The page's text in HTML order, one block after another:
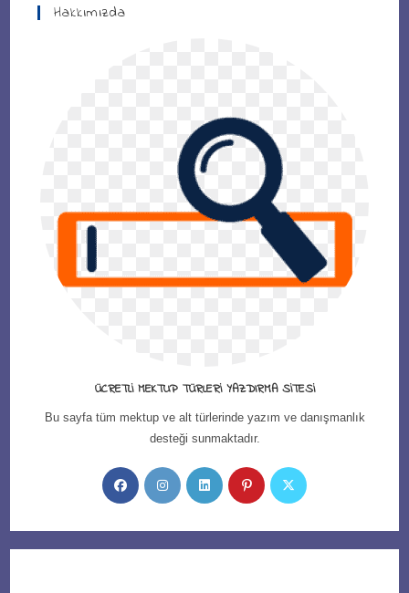
Hakkımızda
ÜCRETLI MEKTUP TÜRLERI YAZDIRMA SITESI
Bu sayfa tüm mektup ve alt türlerinde yazım ve danışmanlık
desteği sunmaktadır.
Opens
in
Opens
in
Opens
in
Opens
in
Opens